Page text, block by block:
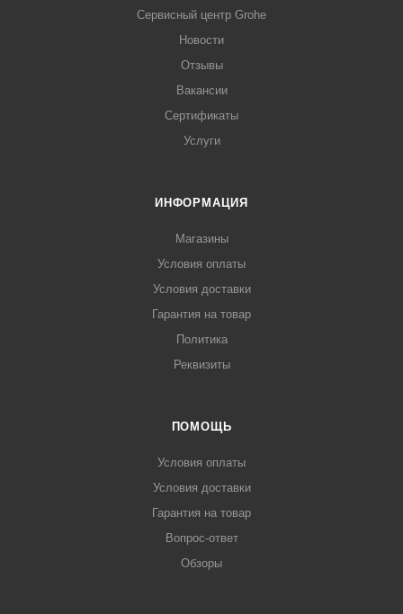
Сервисный центр Grohe
Новости
Отзывы
Вакансии
Сертификаты
Услуги
ИНФОРМАЦИЯ
Магазины
Условия оплаты
Условия доставки
Гарантия на товар
Политика
Реквизиты
ПОМОЩЬ
Условия оплаты
Условия доставки
Гарантия на товар
Вопрос-ответ
Обзоры